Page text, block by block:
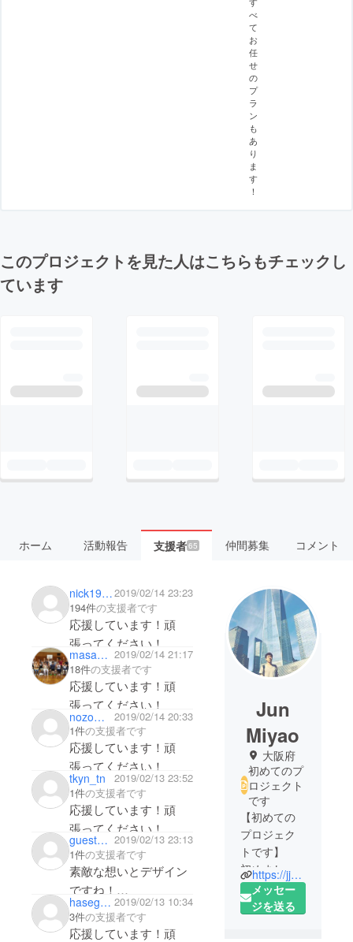
べ
て
お
任
せ
の
プ
ラ
ン
も
あ
り
ま
す
！
このプロジェクトを見た人はこちらもチェックし
ています
ホーム 活動報告 支援者65 仲間募集 コメント
nick1980satoko2019/02/14 23:23
194件の支援者です
応援しています！頑
張ってください！
masahiro043 2019/02/14 21:17
18件の支援者です
応援しています！頑
張ってください！
nozomi_fj
2019/02/14 20:33
1件の支援者です
応援しています！頑
張ってください！
tkyn_tn
2019/02/13 23:52
1件の支援者です
応援しています！頑
張ってください！
guest1341773f91 2019/02/13 23:13
1件の支援者です
素敵な想いとデザイン
ですね！
応援しています！
hasegawakazutoshi 2019/02/13 10:34
3件の支援者です
応援しています！頑
Jun
Miyao
大阪府
初めてのプ
ロジェクト
です
【初めての
プロジェク
トです】
初めまし
て。宮尾 潤
と申しま
https://jjmiyao.tumblr.com/
メッセー
ジを送る